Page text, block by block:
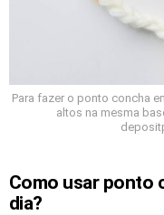
Para fazer o ponto concha
altos na mesma
Como usar ponto
dia?